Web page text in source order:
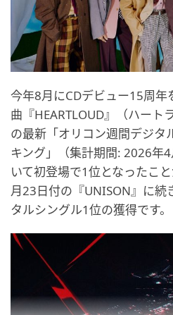
今年8月にCDデビュー15周年
曲『HEARTLOUD』（ハート
の最新「オリコン週間デジタ
キング」（集計期間: 2026年
いて初登場で1位となったこ
月23日付の『UNISON』に続
タルシングル1位の獲得です。